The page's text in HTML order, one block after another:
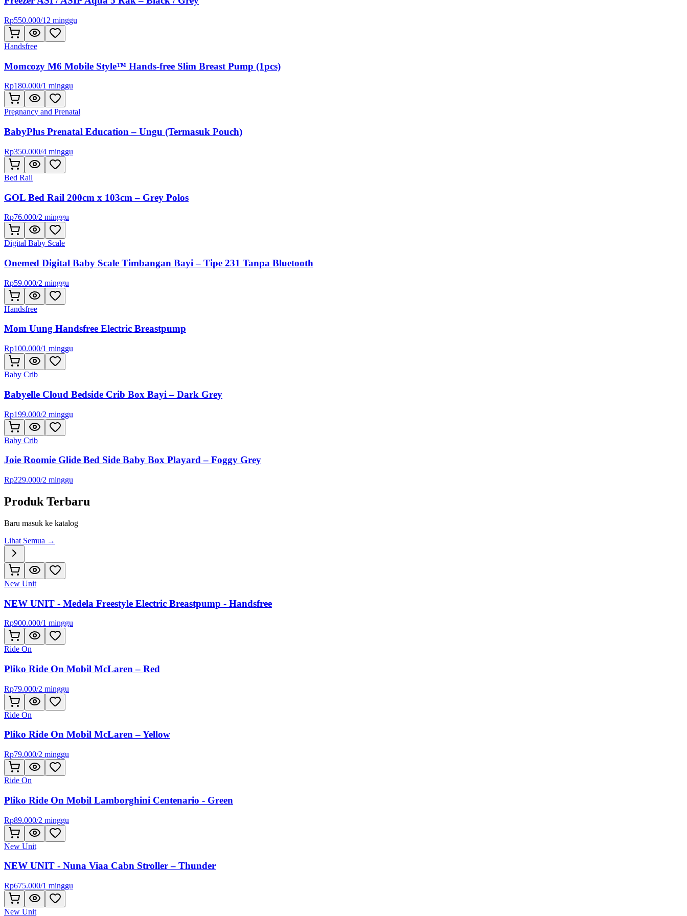
Rp550.000/12 minggu
Handsfree
Momcozy M6 Mobile Style™ Hands-free Slim Breast Pump (1pcs)
Rp180.000/1 minggu
Pregnancy and Prenatal
BabyPlus Prenatal Education – Ungu (Termasuk Pouch)
Rp350.000/4 minggu
Bed Rail
GOL Bed Rail 200cm x 103cm – Grey Polos
Rp76.000/2 minggu
Digital Baby Scale
Onemed Digital Baby Scale Timbangan Bayi – Tipe 231 Tanpa Bluetooth
Rp59.000/2 minggu
Handsfree
Mom Uung Handsfree Electric Breastpump
Rp100.000/1 minggu
Baby Crib
Babyelle Cloud Bedside Crib Box Bayi – Dark Grey
Rp199.000/2 minggu
Baby Crib
Joie Roomie Glide Bed Side Baby Box Playard – Foggy Grey
Rp229.000/2 minggu
Produk Terbaru
Baru masuk ke katalog
Lihat Semua →
New Unit
NEW UNIT - Medela Freestyle Electric Breastpump - Handsfree
Rp900.000/1 minggu
Ride On
Pliko Ride On Mobil McLaren – Red
Rp79.000/2 minggu
Ride On
Pliko Ride On Mobil McLaren – Yellow
Rp79.000/2 minggu
Ride On
Pliko Ride On Mobil Lamborghini Centenario - Green
Rp89.000/2 minggu
New Unit
NEW UNIT - Nuna Viaa Cabn Stroller – Thunder
Rp675.000/1 minggu
New Unit